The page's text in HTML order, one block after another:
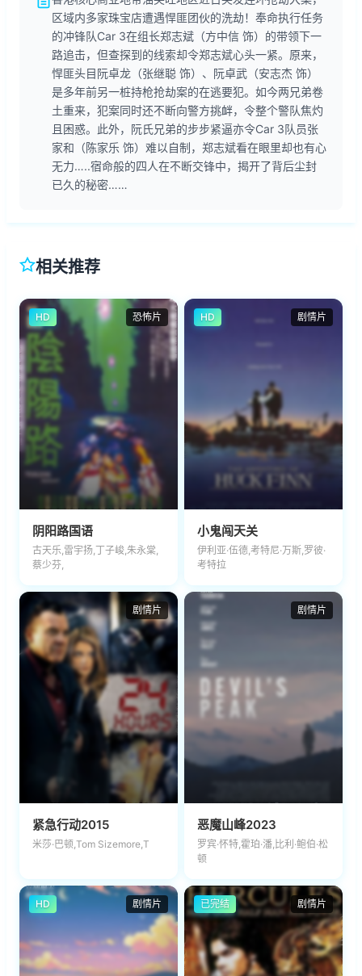
区域内多家珠宝店遭遇悍匪团伙的洗劫！奉命执行任务
的冲锋队Car 3在组长郑志斌（方中信 饰）的带领下一
路追击，但查探到的线索却令郑志斌心头一紧。原来，
悍匪头目阮卓龙（张继聪 饰）、阮卓武（安志杰 饰）
是多年前另一桩持枪抢劫案的在逃要犯。如今两兄弟卷
土重来，犯案同时还不断向警方挑衅，令整个警队焦灼
且困惑。此外，阮氏兄弟的步步紧逼亦令Car 3队员张
家和（陈家乐 饰）难以自制，郑志斌看在眼里却也有心
无力…..宿命般的四人在不断交锋中，揭开了背后尘封
已久的秘密……
相关推荐
恐怖片
HD
阴阳路国语
古天乐,雷宇扬,丁子峻,朱永棠,
蔡少芬,
剧情片
HD
小鬼闯天关
伊利亚·伍德,考特尼·万斯,罗彼·
考特拉
剧情片
紧急行动2015
米莎·巴顿,Tom Sizemore,T
剧情片
恶魔山峰2023
罗宾·怀特,霍珀·潘,比利·鲍伯·松
顿
剧情片
HD 剧情片
已完结